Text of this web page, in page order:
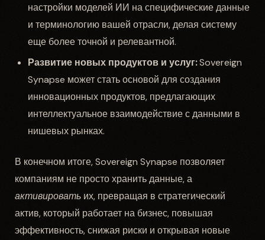
настройки моделей ИИ на специфические данные
и терминологию вашей отрасли, делая систему
еще более точной и релевантной.
Развитие новых продуктов и услуг:Sovereign
Synapse может стать основой для создания
инновационных продуктов, предлагающих
интеллектуальное взаимодействие с данными в
нишевых рынках.
В конечном итоге, Sovereign Synapse позволяет
компаниям не просто хранить данные, а
активироватьих, превращая в стратегический
актив, который работает на бизнес, повышая
эффективность, снижая риски и открывая новые